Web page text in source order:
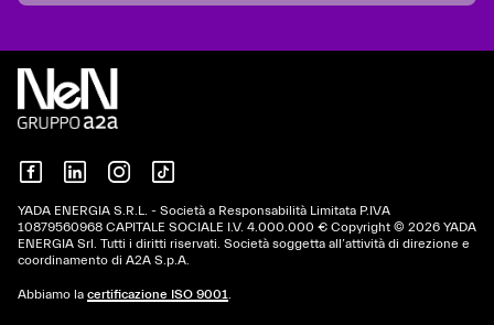
YADA ENERGIA S.R.L. - Società a Responsabilità Limitata P.IVA
10879560968 CAPITALE SOCIALE I.V. 4.000.000 € Copyright © 2026 YADA
ENERGIA Srl. Tutti i diritti riservati. Società soggetta all’attività di direzione e
coordinamento di A2A S.p.A.
Abbiamo la certificazione ISO 9001